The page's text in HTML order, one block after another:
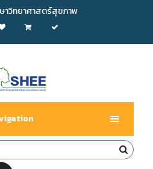
าวิทยาศาสตร์สุขภาพ